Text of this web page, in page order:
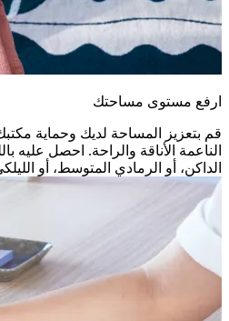
ارفع مستوى مساحتك
قم بتعزيز المساحة لديك وحماية
الناعمة الأناقة والراحة. احصل عليه
الداكن، أو الرمادي المتوسط، أو